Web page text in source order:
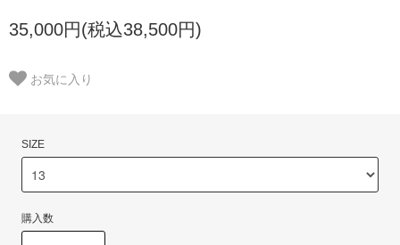
35,000円(税込38,500円)
お気に入り
SIZE
購入数